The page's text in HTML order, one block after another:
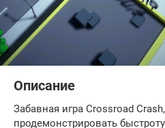
Описание
Забавная игра Crossroad
продемонстрировать